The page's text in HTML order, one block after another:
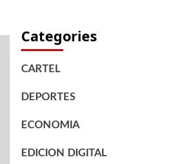
Categories
CARTEL
DEPORTES
ECONOMIA
EDICION DIGITAL